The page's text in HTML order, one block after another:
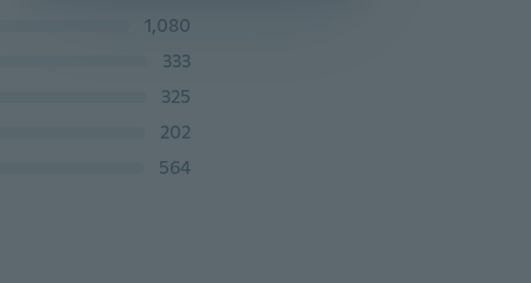
1,080
333
325
202
564